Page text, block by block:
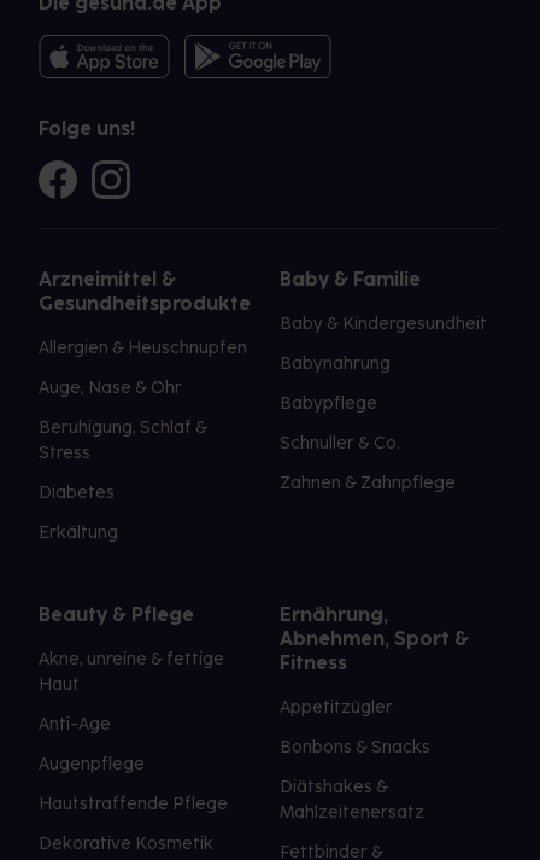
Folge uns!
Arzneimittel &
Gesundheitsprodukte
Allergien & Heuschnupfen
Auge, Nase & Ohr
Beruhigung, Schlaf &
Stress
Diabetes
Erkältung
Baby & Familie
Baby & Kindergesundheit
Babynahrung
Babypflege
Schnuller & Co.
Zahnen & Zahnpflege
Beauty & Pflege
Akne, unreine & fettige
Haut
Anti-Age
Augenpflege
Hautstraffende Pflege
Dekorative Kosmetik
Ernährung,
Abnehmen, Sport &
Fitness
Appetitzügler
Bonbons & Snacks
Diätshakes &
Mahlzeitenersatz
Fettbinder &